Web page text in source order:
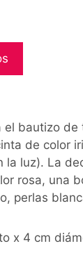
el bautizo de
de color
la luz). La
rosa, una
perlas
x 4 cm